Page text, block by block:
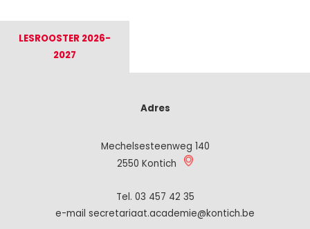
LESROOSTER 2026-
2027
Adres
Mechelsesteenweg 140
2550 Kontich
Tel. 03 457 42 35
e-mail secretariaat.academie@kontich.be